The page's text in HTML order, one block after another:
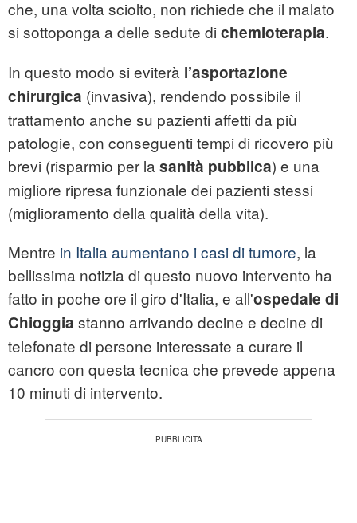
che, una volta sciolto, non richiede che il malato
si sottoponga a delle sedute di chemioterapia.
In questo modo si eviterà l’asportazione
chirurgica (invasiva), rendendo possibile il
trattamento anche su pazienti affetti da più
patologie, con conseguenti tempi di ricovero più
brevi (risparmio per la sanità pubblica) e una
migliore ripresa funzionale dei pazienti stessi
(miglioramento della qualità della vita).
Mentre in Italia aumentano i casi di tumore, la
bellissima notizia di questo nuovo intervento ha
fatto in poche ore il giro d'Italia, e all'ospedale di
Chioggia stanno arrivando decine e decine di
telefonate di persone interessate a curare il
cancro con questa tecnica che prevede appena
10 minuti di intervento.